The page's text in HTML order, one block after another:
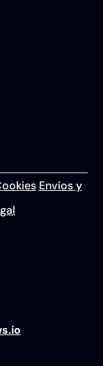
Envíos y